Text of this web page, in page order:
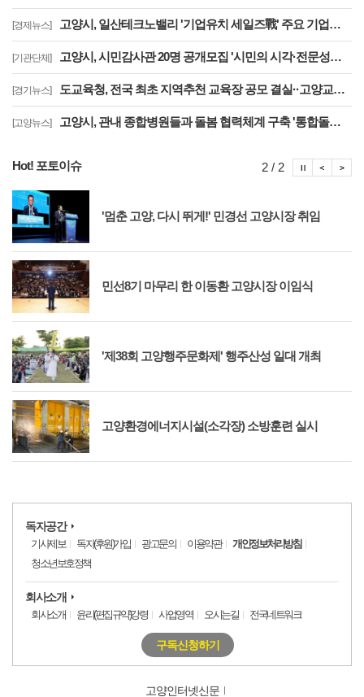
[경제뉴스] 고양시, 일산테크노밸리 '기업유치 세일즈戰' 주요 기업에 고양시장 명의 투자 제안
[기관단체] 고양시, 시민감사관 20명 공개모집 '시민의 시각·전문성으로 감사행정 제고'
[경기뉴스] 도교육청, 전국 최초 지역추천 교육장 공모 결실··고양교육청 강현주 교육장 선발
[고양뉴스] 고양시, 관내 종합병원들과 돌봄 협력체계 구축 '통합돌봄 대상자 발굴 및 연계'
Hot! 포토이슈
'멈춘 고양, 다시 뛰게!' 민경선 고양시장 취임
민선8기 마무리 한 이동환 고양시장 이임식
'제38회 고양행주문화제' 행주산성 일대 개최
고양환경에너지시설(소각장) 소방훈련 실시
2 / 2 포
포토이
독자공간
기사제보 독자(후원)가입 광고문의 이용약관
개인정보처리방침
청소년보호정책
회사소개
회사소개 윤리(편집규약)강령 사업영역 오시는길 전국네트워크
구독신청하기
고양인터넷신문